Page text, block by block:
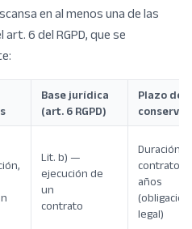
en al menos una de las
6 del RGPD, que se
Base jurídica
(art. 6 RGPD)
Plazo de
Lit. b) —
ejecución de
un
contrato
Duración
contrato +
años
(obligación
legal)